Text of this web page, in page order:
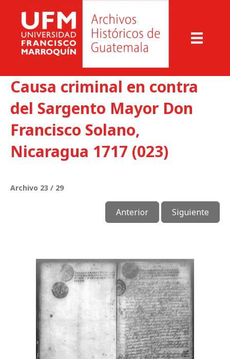
Causa criminal en contra
del Sargento Mayor Don
Francisco Solano,
Nicaragua 1717 (023)
Archivo 23 / 29
Anterior Siguiente